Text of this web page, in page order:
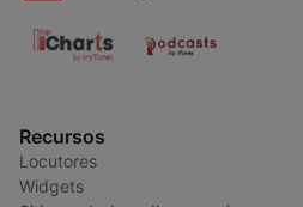
Recursos
Locutores
Widgets